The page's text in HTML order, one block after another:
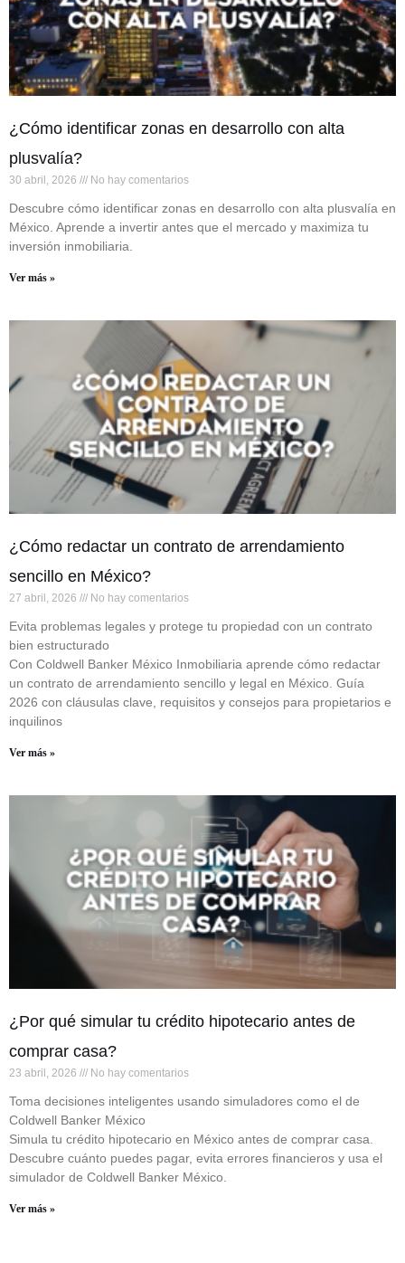
¿Cómo identificar zonas en desarrollo con alta
plusvalía?
30 abril, 2026 No hay comentarios
Descubre cómo identificar zonas en desarrollo con alta plusvalía en
México. Aprende a invertir antes que el mercado y maximiza tu
inversión inmobiliaria.
Ver más »
¿Cómo redactar un contrato de arrendamiento
sencillo en México?
27 abril, 2026 No hay comentarios
Evita problemas legales y protege tu propiedad con un contrato
bien estructurado
Con Coldwell Banker México Inmobiliaria aprende cómo redactar
un contrato de arrendamiento sencillo y legal en México. Guía
2026 con cláusulas clave, requisitos y consejos para propietarios e
inquilinos
Ver más »
¿Por qué simular tu crédito hipotecario antes de
comprar casa?
23 abril, 2026 No hay comentarios
Toma decisiones inteligentes usando simuladores como el de
Coldwell Banker México
Simula tu crédito hipotecario en México antes de comprar casa.
Descubre cuánto puedes pagar, evita errores financieros y usa el
simulador de Coldwell Banker México.
Ver más »